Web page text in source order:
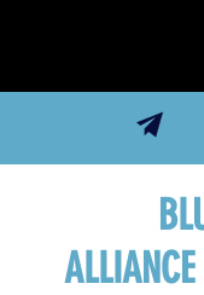
ALLIANCE